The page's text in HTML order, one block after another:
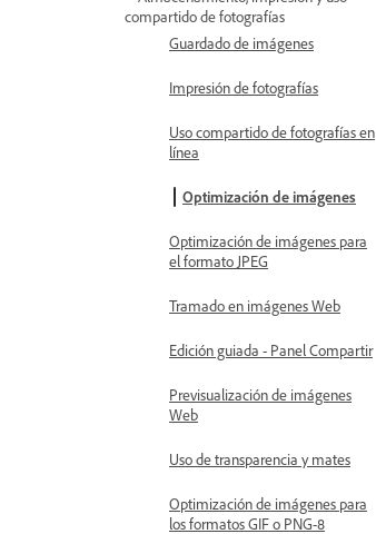
compartido de fotografías
Guardado de imágenes
Impresión de fotografías
Uso compartido de fotografías en
línea
Optimización de imágenes
Optimización de imágenes para
el formato JPEG
Tramado en imágenes Web
Edición guiada - Panel Compartir
Previsualización de imágenes
Web
Uso de transparencia y mates
Optimización de imágenes para
los formatos GIF o PNG-8